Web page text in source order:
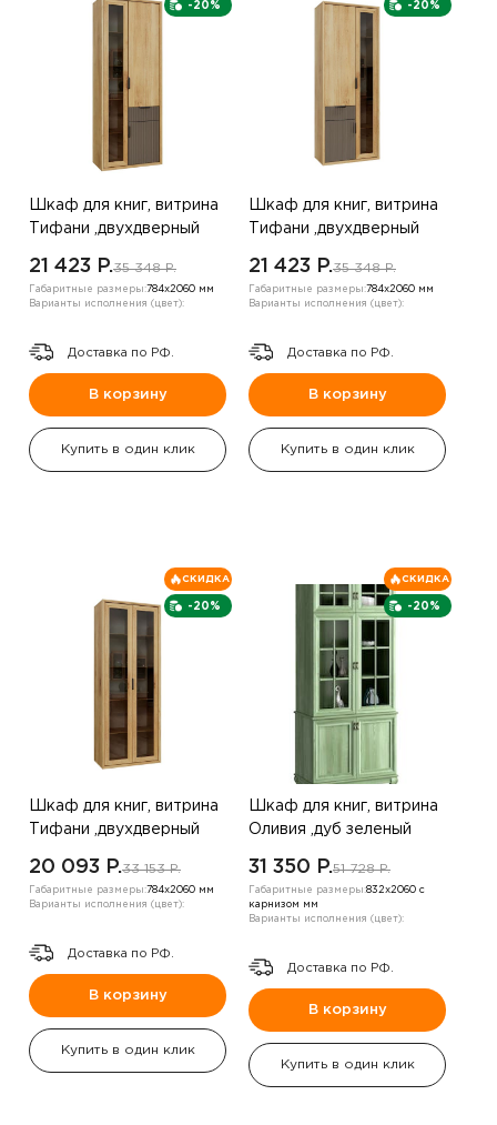
-20%
Шкаф для книг, витрина
Тифани ,двухдверный
21 423 P.35 348 P.
Габаритные размеры: 784х2060 мм
Варианты исполнения (цвет):
Доставка по РФ.
В корзину
Купить в один клик
-20%
Шкаф для книг, витрина
Тифани ,двухдверный
21 423 P.35 348 P.
Габаритные размеры: 784х2060 мм
Варианты исполнения (цвет):
Доставка по РФ.
В корзину
Купить в один клик
-20%
СКИДКА
Шкаф для книг, витрина
Тифани ,двухдверный
20 093 P.33 153 P.
Габаритные размеры: 784х2060 мм
Варианты исполнения (цвет):
Доставка по РФ.
В корзину
Купить в один клик
-20%
СКИДКА
Шкаф для книг, витрина
Оливия ,дуб зеленый
31 350 P.51 728 P.
Габаритные размеры:832х2060 с
карнизом мм
Варианты исполнения (цвет):
Доставка по РФ.
В корзину
Купить в один клик